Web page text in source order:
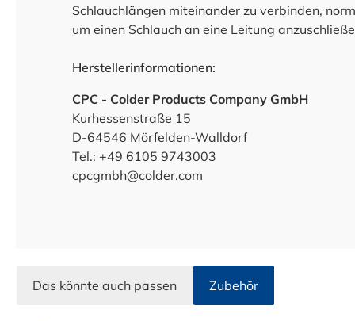
Schlauchlängen miteinander zu verbinden,
um einen Schlauch an eine Leitung
Herstellerinformationen:
CPC - Colder Products Company GmbH
Kurhessenstraße 15
D-64546 Mörfelden-Walldorf
Tel.: +49 6105 9743003
cpcgmbh@colder.com
Das könnte auch passen Zubehör